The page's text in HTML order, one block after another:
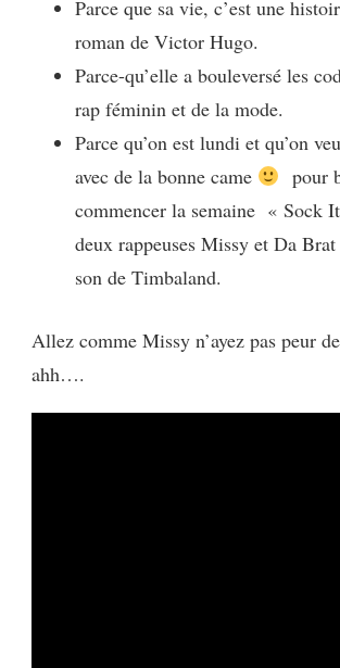
Parce que sa vie, c’est une
roman de Victor Hugo.
Parce-qu’elle a bouleversé les
rap féminin et de la mode.
Parce qu’on est lundi et qu’on
avec de la bonne came
pour
commencer la semaine « Sock
deux rappeuses Missy et Da
son de Timbaland.
Allez comme Missy n’ayez pas peur
ahh….